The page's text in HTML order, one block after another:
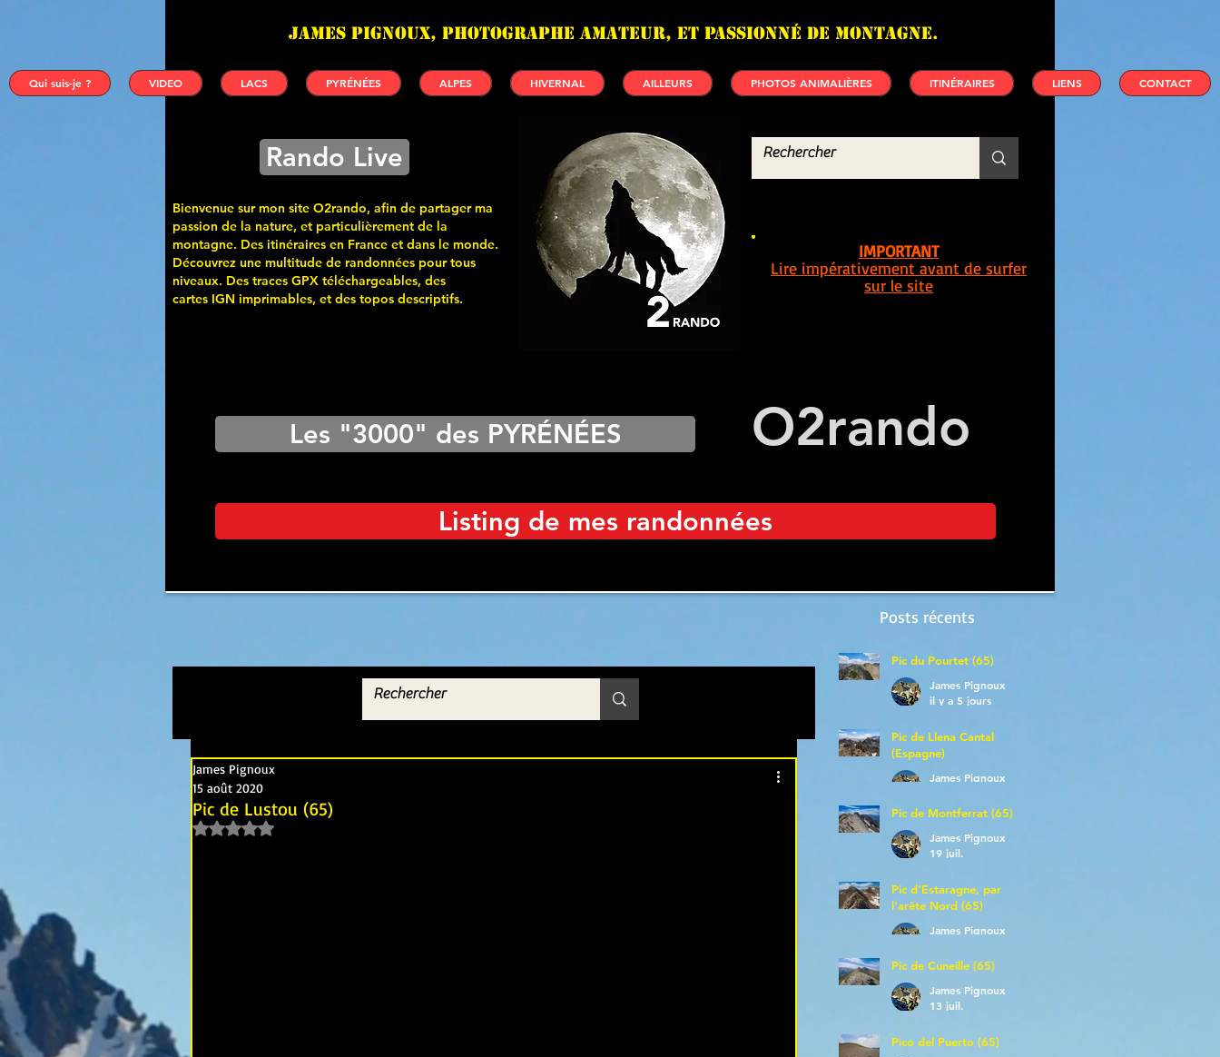
James PIGNOUX, photographe amateur, et passionné de montagne.
Qui suis-je ? VIDEO LACS PYRÉNÉES ALPES HIVERNAL AILLEURS PHOTOS ANIMALIÈRES ITINÉRAIRES LIENS CONTACT
Rando Live
Bienvenue sur mon site O2rando, afin de partager ma
passion de la nature, et particulièrement de la
montagne. Des itinéraires en France et dans le monde.
Découvrez une multitude de randonnées pour tous
niveaux. Des traces GPX téléchargeables, des
cartes IGN imprimables, et des topos descriptifs.
IMPORTANT
Lire impérativement avant de surfer
sur le site
Les "3000" des PYRÉNÉES O2rando
Listing de mes randonnées
Posts récents
Pic de Lustou (65)
James Pignoux
15 août 2020
Noté NaN étoiles sur 5.
Pic du Pourtet (65)
James Pignoux
il y a 5 jours
Pic de Llena Cantal
(Espagne)
James Pignoux
Pic de Montferrat (65)
James Pignoux
19 juil.
Pic d'Estaragne, par
l'arête Nord (65)
James Pignoux
Pic de Cuneille (65)
James Pignoux
13 juil.
Pico del Puerto (65)